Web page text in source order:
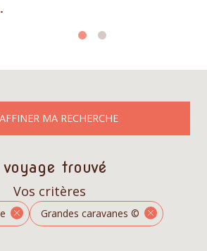
AFFINER MA RECHERCHE
voyage trouvé
Vos critères
Grandes caravanes ©